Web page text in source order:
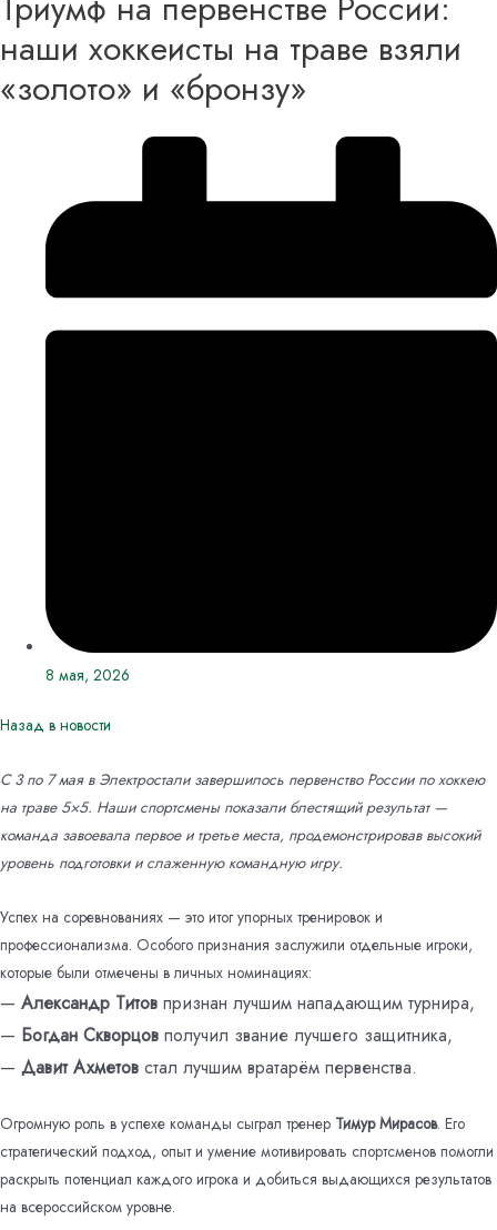
наши хоккеисты на траве взяли
«золото» и «бронзу»
8 мая, 2026
Назад в новости
С 3 по 7 мая в Электростали завершилось первенство России по хоккею
на траве 5×5. Наши спортсмены показали блестящий результат —
команда завоевала первое и третье места, продемонстрировав высокий
уровень подготовки и слаженную командную игру.
Успех на соревнованиях — это итог упорных тренировок и
профессионализма. Особого признания заслужили отдельные игроки,
которые были отмечены в личных номинациях:
— Александр Титов признан лучшим нападающим турнира,
— Богдан Скворцов получил звание лучшего защитника,
— Давит Ахметов стал лучшим вратарём первенства.
Огромную роль в успехе команды сыграл тренер Тимур Мирасов. Его
стратегический подход, опыт и умение мотивировать спортсменов помогли
раскрыть потенциал каждого игрока и добиться выдающихся результатов
на всероссийском уровне.